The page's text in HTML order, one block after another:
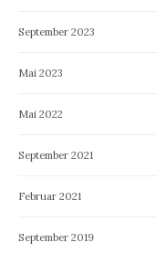
September 2023
Mai 2023
Mai 2022
September 2021
Februar 2021
September 2019